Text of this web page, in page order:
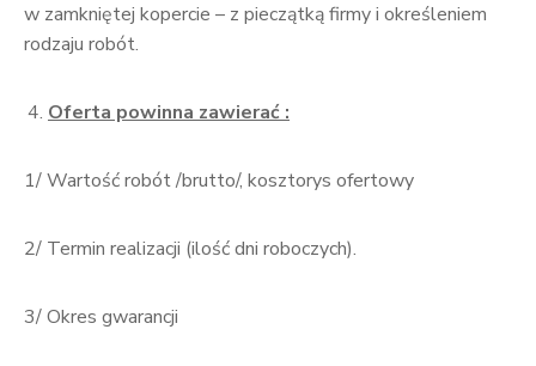
w zamkniętej kopercie – z pieczątką firmy i określeniem
rodzaju robót.
Oferta powinna zawierać :
1/ Wartość robót /brutto/, kosztorys ofertowy
2/ Termin realizacji (ilość dni roboczych).
3/ Okres gwarancji